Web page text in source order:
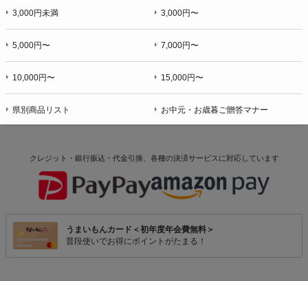
3,000円未満 3,000円〜
5,000円〜 7,000円〜
10,000円〜 15,000円〜
県別商品リスト お中元・お歳暮ご贈答マナー
クレジット・銀行振込・代金引換、各種の決済サービスに対応しています
うまいもんカード＜初年度年会費無料＞
普段使いでお得にポイントがたまる！